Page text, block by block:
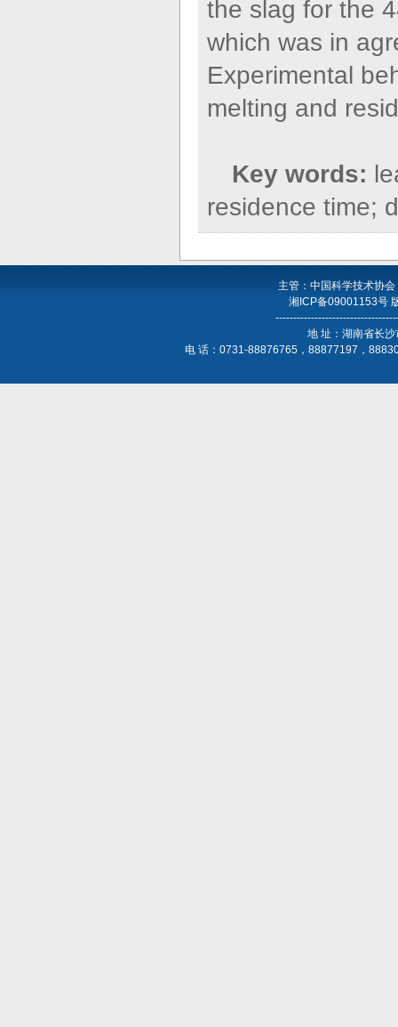
the slag for the
which was in
Experimental
melting and
Key words:
residence time;
主管：中国科学技术协
湘ICP备09001153号
地 址：湖南省长
电 话：0731-88876765，88877197，